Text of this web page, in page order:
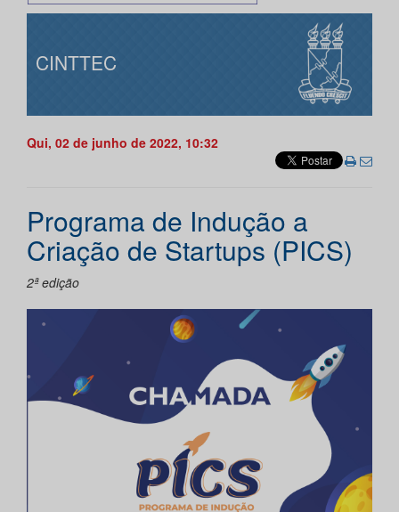
CINTTEC
Qui, 02 de junho de 2022, 10:32
Programa de Indução a
Criação de Startups (PICS)
2ª edição